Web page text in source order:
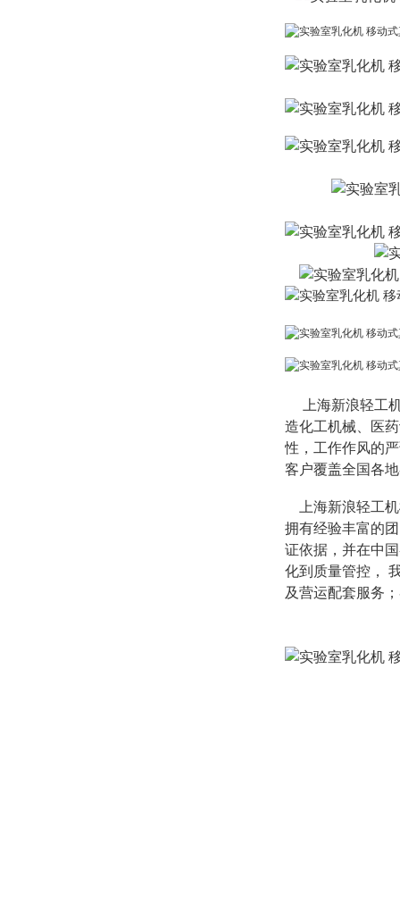
上海新浪轻工机
造化工机械、医
性，工作作风的
客户覆盖全国各
上海新浪轻工
拥有经验丰富的
证依据，并在中
化到质量管控，
及营运配套服务